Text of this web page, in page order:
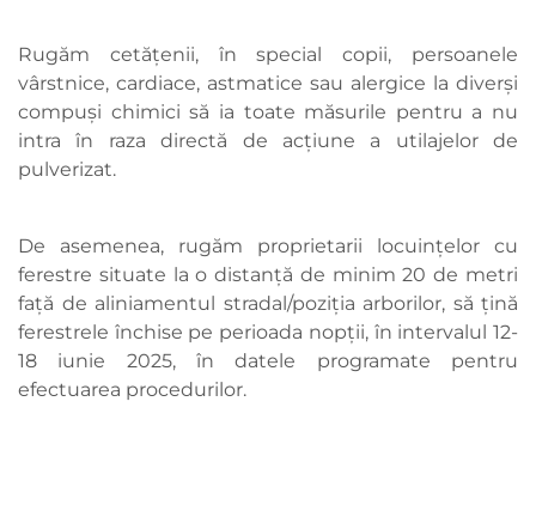
Rugăm cetățenii, în special copii, persoanele
vârstnice, cardiace, astmatice sau alergice la diverși
compuși chimici să ia toate măsurile pentru a nu
intra în raza directă de acțiune a utilajelor de
pulverizat.
De asemenea, rugăm proprietarii locuințelor cu
ferestre situate la o distanță de minim 20 de metri
față de aliniamentul stradal/poziția arborilor, să țină
ferestrele închise pe perioada nopții, în intervalul 12-
18 iunie 2025, în datele programate pentru
efectuarea procedurilor.